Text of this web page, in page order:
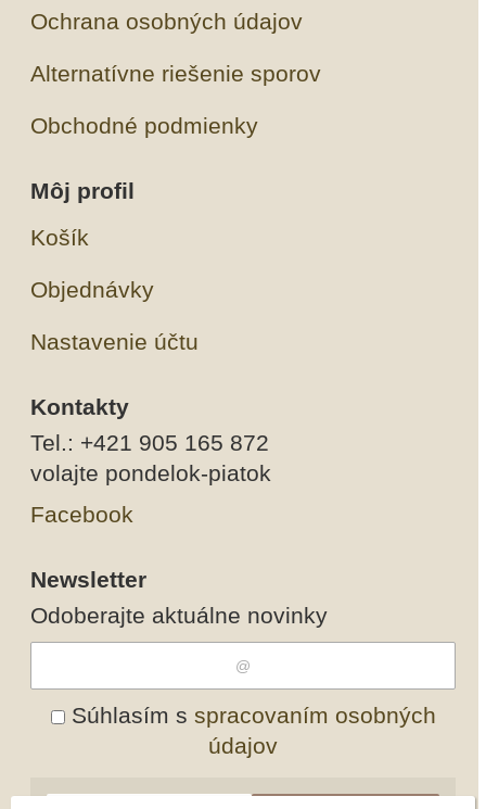
Ochrana osobných údajov
Alternatívne riešenie sporov
Obchodné podmienky
Môj profil
Košík
Objednávky
Nastavenie účtu
Kontakty
Tel.: +421 905 165 872
volajte pondelok-piatok
Facebook
Newsletter
Odoberajte aktuálne novinky
Súhlasím s spracovaním osobných
údajov